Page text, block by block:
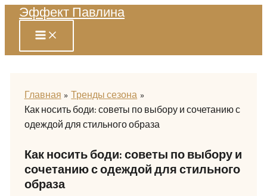
Перейти
содержимому
Эффект Павлина
Главная
Тренды сезона
Как носить боди: советы по выбору и сочетанию с
одеждой для стильного образа
Как носить боди: советы по выбору и
сочетанию с одеждой для стильного
образа